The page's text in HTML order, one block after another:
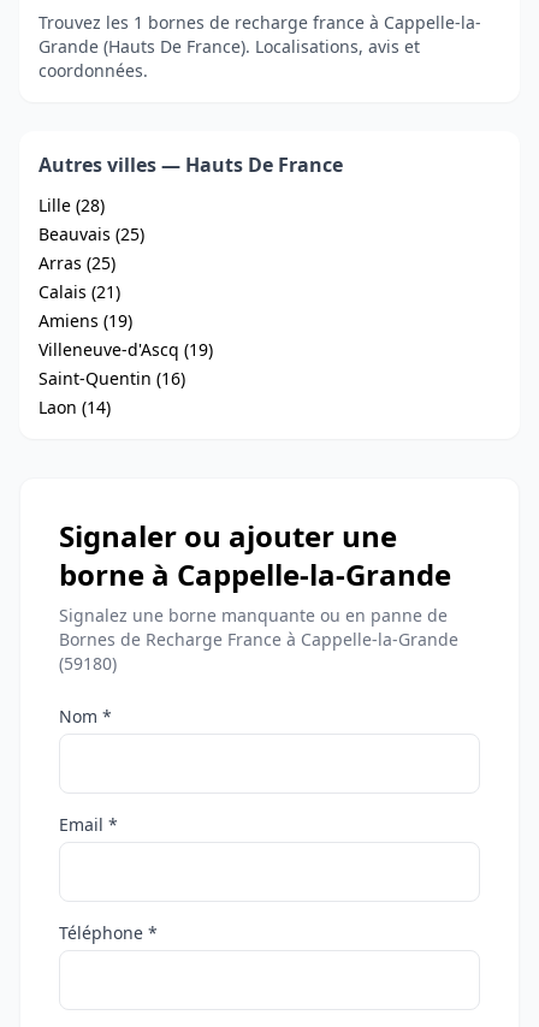
Trouvez les 1 bornes de recharge france à Cappelle-la-
Grande (Hauts De France). Localisations, avis et
coordonnées.
Autres villes — Hauts De France
Lille (28)
Beauvais (25)
Arras (25)
Calais (21)
Amiens (19)
Villeneuve-d'Ascq (19)
Saint-Quentin (16)
Laon (14)
Signaler ou ajouter une
borne à Cappelle-la-Grande
Signalez une borne manquante ou en panne de
Bornes de Recharge France à Cappelle-la-Grande
(59180)
Nom *
Email *
Téléphone *